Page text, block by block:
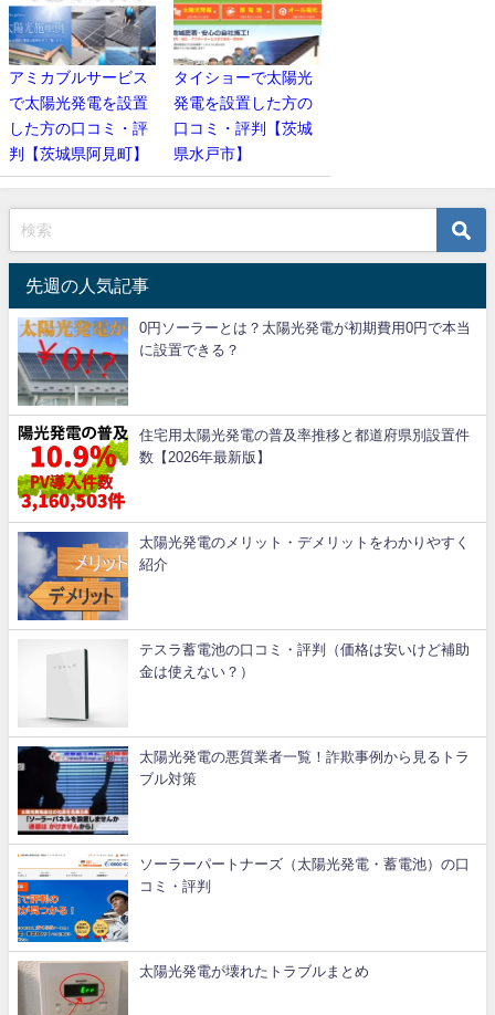
アミカブルサービス
で太陽光発電を設置
した方の口コミ・評
判【茨城県阿見町】
タイショーで太陽光
発電を設置した方の
口コミ・評判【茨城
県水戸市】
先週の人気記事
0円ソーラーとは？太陽光発電が初期費用0円で本当
に設置できる？
住宅用太陽光発電の普及率推移と都道府県別設置件
数【2026年最新版】
太陽光発電のメリット・デメリットをわかりやすく
紹介
テスラ蓄電池の口コミ・評判（価格は安いけど補助
金は使えない？）
太陽光発電の悪質業者一覧！詐欺事例から見るトラ
ブル対策
ソーラーパートナーズ（太陽光発電・蓄電池）の口
コミ・評判
太陽光発電が壊れたトラブルまとめ